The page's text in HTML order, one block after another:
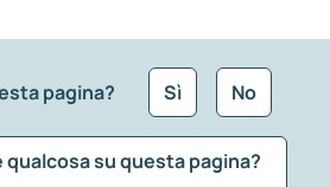
pagina? Sì No
qualcosa su questa pagina?